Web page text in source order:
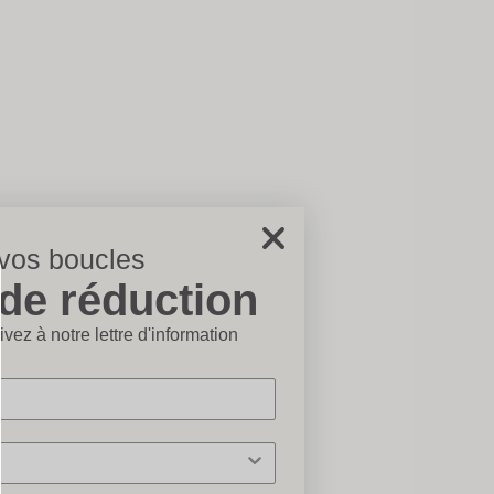
boucles
de réduction
à notre lettre d'information